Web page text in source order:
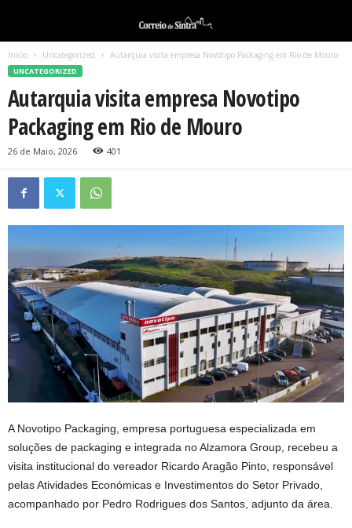
Início Uncategorized Autarquia visita empresa Novotipo Packaging em Rio de Mouro
UNCATEGORIZED
Autarquia visita empresa Novotipo
Packaging em Rio de Mouro
26 de Maio, 2026 401
A Novotipo Packaging, empresa portuguesa especializada em
soluções de packaging e integrada no Alzamora Group, recebeu a
visita institucional do vereador Ricardo Aragão Pinto, responsável
pelas Atividades Económicas e Investimentos do Setor Privado,
acompanhado por Pedro Rodrigues dos Santos, adjunto da área.